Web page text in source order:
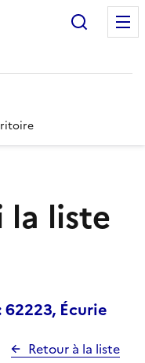
la liste
Écurie
Retour à la liste